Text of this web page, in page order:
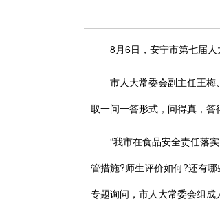
8月6日，安宁市第七届人
市人大常委会副主任王梅
取一问一答形式，问得真，答
“我市在食品安全责任落实
管措施?师生评价如何?还有
专题询问，市人大常委会组成